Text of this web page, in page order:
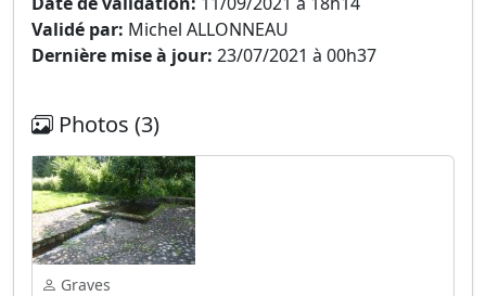
Validé par: Michel ALLONNEAU
Dernière mise à jour: 23/07/2021 à 00h37
Photos (3)
Graves